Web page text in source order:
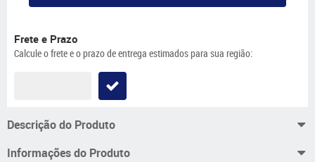
Frete e Prazo
Calcule o frete e o prazo de entrega estimados para sua região:
Descrição do Produto
Informações do Produto